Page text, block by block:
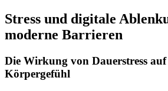
Stress und digitale
moderne Barrieren
Die Wirkung von Dauerstress
Körpergefühl